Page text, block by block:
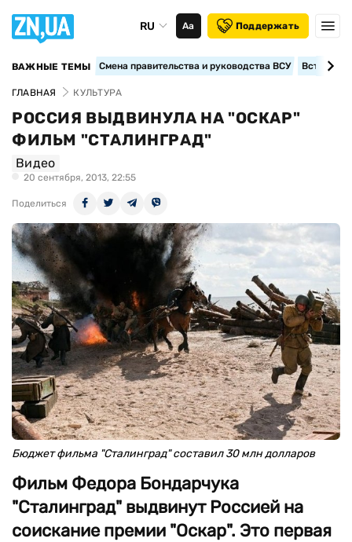
RU Аа Поддержать
ВАЖНЫЕ ТЕМЫ Смена правительства и руководства ВСУ
ГЛАВНАЯ КУЛЬТУРА
РОССИЯ ВЫДВИНУЛА НА "ОСКАР"
ФИЛЬМ "СТАЛИНГРАД"
Видео
20 сентября, 2013, 22:55
Поделиться
Бюджет фильма "Сталинград" составил 30 млн долларов
Фильм Федора Бондарчука
"Сталинград" выдвинут Россией на
соискание премии "Оскар". Это первая